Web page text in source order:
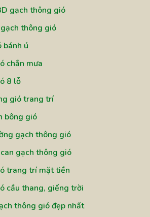
số kỹ thuật như trên, gạch
đang là một lựa chọn hấp
trình xây dựng hiện đại.
không chỉ là một sản
mà thực sự trở thành một phần
thiết kế kiến trúc hiện đại.
sáng tự nhiên và nét đẹp thẩm
đã chứng minh được giá trị
gạch thông gió
thông gió
bánh ú
chắn mưa
8 lỗ
gió trang trí
bông gió
gạch thông gió
gạch thông gió
trang trí mặt tiền
cầu thang, giếng trời
thông gió đẹp nhất
hàng.